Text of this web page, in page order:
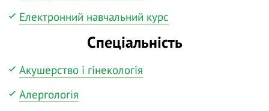
Електронний навчальний курс
Спеціальність
Акушерство і гінекологія
Алергологія